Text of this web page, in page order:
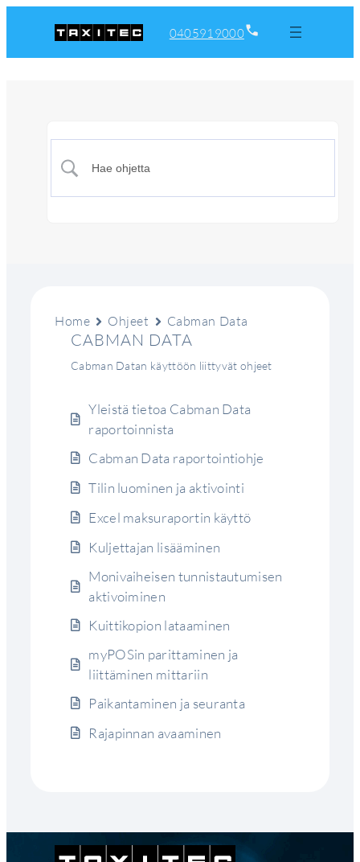
0405919000
Home Ohjeet Cabman Data
CABMAN DATA
Cabman Datan käyttöön liittyvät ohjeet
Yleistä tietoa Cabman Data
raportoinnista
Cabman Data raportointiohje
Tilin luominen ja aktivointi
Excel maksuraportin käyttö
Kuljettajan lisääminen
Monivaiheisen tunnistautumisen
aktivoiminen
Kuittikopion lataaminen
myPOSin parittaminen ja
liittäminen mittariin
Paikantaminen ja seuranta
Rajapinnan avaaminen